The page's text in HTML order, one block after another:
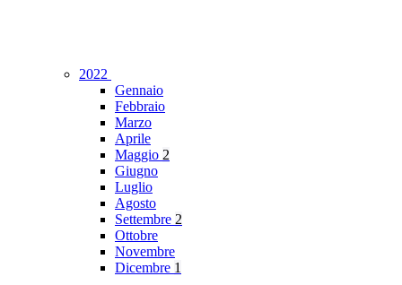
2022
Gennaio
Febbraio
Marzo
Aprile
Maggio 2
Giugno
Luglio
Agosto
Settembre 2
Ottobre
Novembre
Dicembre 1